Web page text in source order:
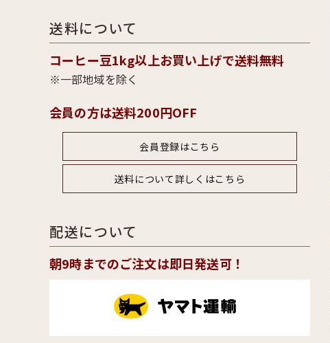
送料について
コーヒー豆1kg以上お買い上げで送料無料
一部地域を除く
会員の方は送料200円OFF
会員登録はこちら
送料について詳しくはこちら
配送について
朝9時までのご注文は即日発送可！